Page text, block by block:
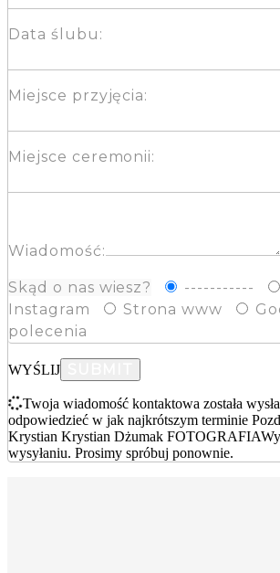
Data ślubu:
Miejsce przyjęcia:
Miejsce ceremonii:
Wiadomość:
Skąd o nas wiesz? -----------
Instagram
Strona www
polecenia
WYŚLIJ
Twoja wiadomość kontaktowa została
odpowiedzieć w jak najkrótszym terminie
Krystian Krystian Dżumak FOTOGRAFIA
wysyłaniu. Prosimy spróbuj ponownie.